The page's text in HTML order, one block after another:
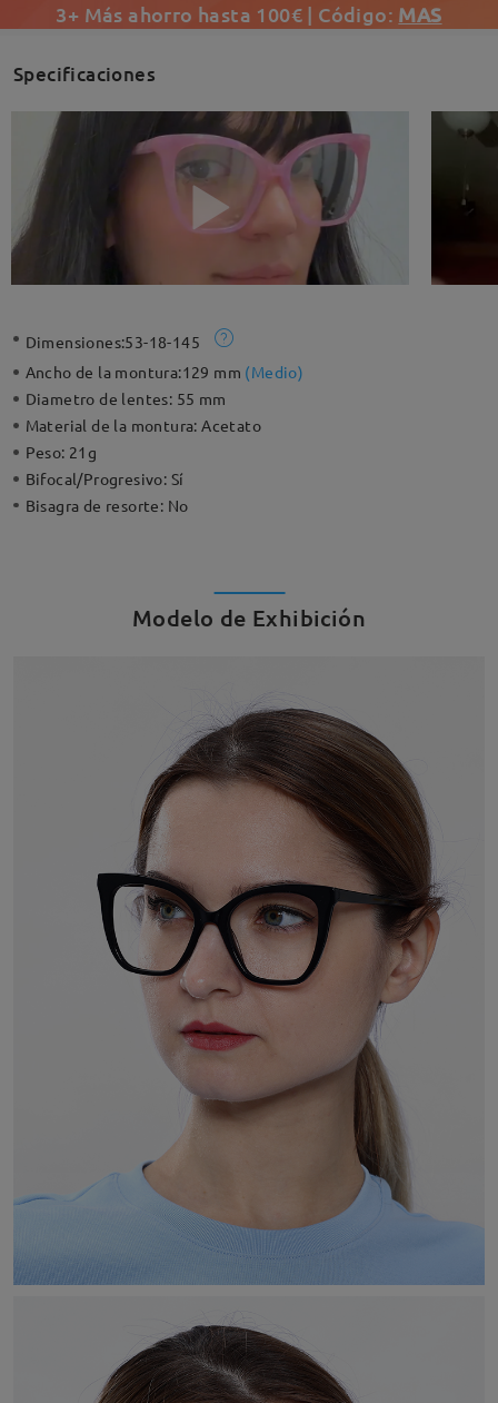
3+ Más ahorro hasta 100€ | Código: MAS
Specificaciones
Dimensiones:53-18-145
Ancho de la montura:129 mm (Medio)
Diametro de lentes: 55 mm
Material de la montura:Acetato
Peso: 21g
Bifocal/Progresivo: Sí
Bisagra de resorte: No
Modelo de Exhibición